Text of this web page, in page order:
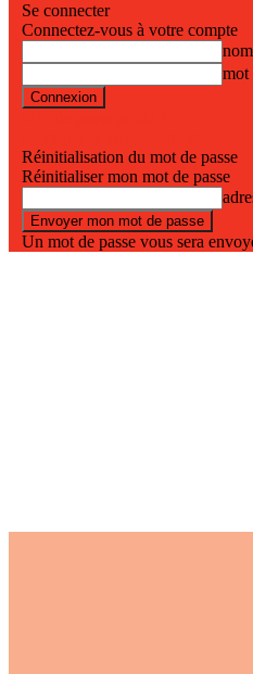
Se connecter
Connectez-vous à votre compte
mot
Réinitialisation du mot de passe
Réinitialiser mon mot de passe
Un mot de passe vous sera